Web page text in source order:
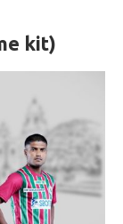
kit)